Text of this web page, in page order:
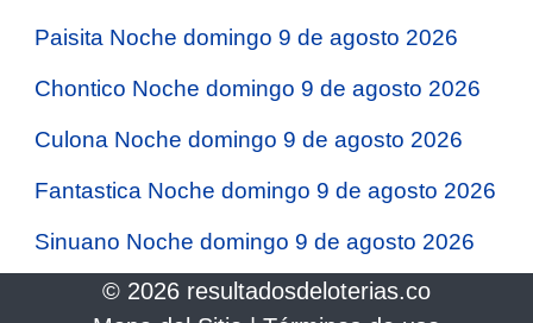
Paisita Noche domingo 9 de agosto 2026
Chontico Noche domingo 9 de agosto 2026
Culona Noche domingo 9 de agosto 2026
Fantastica Noche domingo 9 de agosto 2026
Sinuano Noche domingo 9 de agosto 2026
© 2026 resultadosdeloterias.co